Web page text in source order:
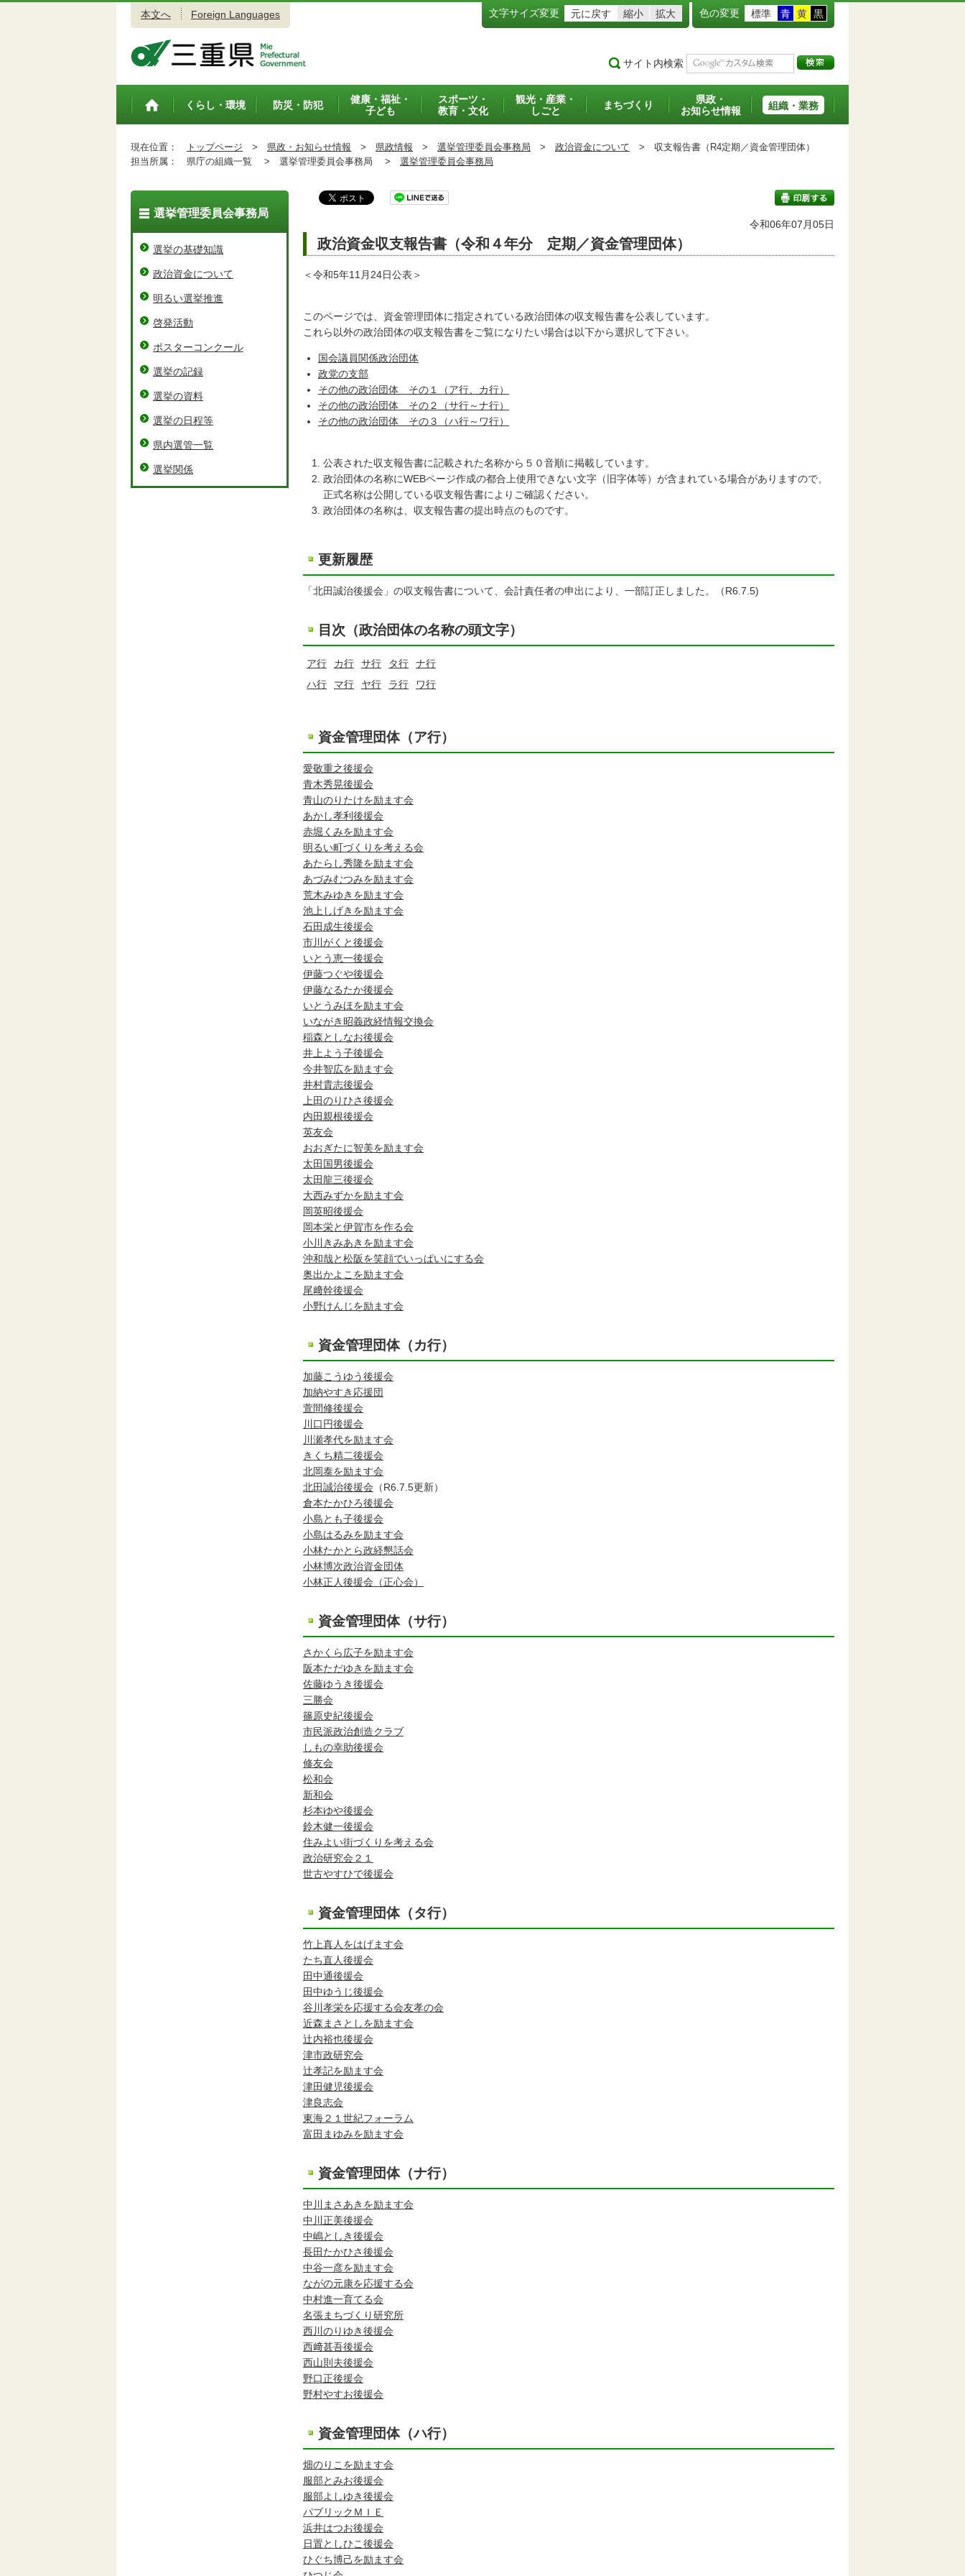
本文へ Foreign Languages 文字サイズ変更 元に戻す 縮小 拡大 色の変更 標準 青 黄 黒
サイト内検索
トップペ
くらし・環境 防災・防犯
健康・福祉・
子ども
スポーツ・
教育・文化
観光・産業・
しごと
まちづくり
県政・
お知らせ情報
組織・業務
現在位置： トップページ > 県政・お知らせ情報 > 県政情報 > 選挙管理委員会事務局 > 政治資金について > 収支報告書（R4定期／資金管理団体）
担当所属：
県庁の組織一覧 > 選挙管理委員会事務局 > 選挙管理委員会事務局
印刷する
令和06年07月05日
政治資金収支報告書（令和４年分 定期／資金管理団体）
＜令和5年11月24日公表＞
このページでは、資金管理団体に指定されている政治団体の収支報告書を公表しています。
これら以外の政治団体の収支報告書をご覧になりたい場合は以下から選択して下さい。
国会議員関係政治団体
政党の支部
その他の政治団体 その１（ア行、カ行）
その他の政治団体 その２（サ行～ナ行）
その他の政治団体 その３（ハ行～ワ行）
公表された収支報告書に記載された名称から５０音順に掲載しています。
政治団体の名称にWEBページ作成の都合上使用できない文字（旧字体等）が含まれている場合がありますので、
正式名称は公開している収支報告書によりご確認ください。
政治団体の名称は、収支報告書の提出時点のものです。
更新履歴
「北田誠治後援会」の収支報告書について、会計責任者の申出により、一部訂正しました。（R6.7.5)
目次（政治団体の名称の頭文字）
ア行 カ行 サ行 タ行
ナ行
ハ行
マ行 ヤ行 ラ行 ワ行
資金管理団体（ア行）
愛敬重之後援会
青木秀晃後援会
青山のりたけを励ます会
あかし孝利後援会
赤堀くみを励ます会
明るい町づくりを考える会
あたらし秀隆を励ます会
あづみむつみを励ます会
荒木みゆきを励ます会
池上しげきを励ます会
石田成生後援会
市川がくと後援会
いとう恵一後援会
伊藤つぐや後援会
伊藤なるたか後援会
いとうみほを励ます会
いながき昭義政経情報交換会
稲森としなお後援会
井上よう子後援会
今井智広を励ます会
井村貴志後援会
上田のりひさ後援会
内田親根後援会
英友会
おおぎたに智美を励ます会
太田国男後援会
太田龍三後援会
大西みずかを励ます会
岡英昭後援会
岡本栄と伊賀市を作る会
小川きみあきを励ます会
沖和哉と松阪を笑顔でいっぱいにする会
奥出かよこを励ます会
尾﨑幹後援会
小野けんじを励ます会
資金管理団体（カ行）
加藤こうゆう後援会
加納やすき応援団
萱間修後援会
川口円後援会
川瀬孝代を励ます会
きくち精二後援会
北岡泰を励ます会
北田誠治後援会 （R6.7.5更新）
倉本たかひろ後援会
小島とも子後援会
小島はるみを励ます会
小林たかとら政経懇話会
小林博次政治資金団体
小林正人後援会（正心会）
資金管理団体（サ行）
さかくら広子を励ます会
阪本ただゆきを励ます会
佐藤ゆうき後援会
三勝会
篠原史紀後援会
市民派政治創造クラブ
しもの幸助後援会
修友会
松和会
新和会
杉本ゆや後援会
鈴木健一後援会
住みよい街づくりを考える会
政治研究会２１
世古やすひで後援会
資金管理団体（タ行）
竹上真人をはげます会
たち直人後援会
田中通後援会
田中ゆうじ後援会
谷川孝栄を応援する会友孝の会
近森まさとしを励ます会
辻内裕也後援会
津市政研究会
辻孝記を励ます会
津田健児後援会
津良志会
東海２１世紀フォーラム
富田まゆみを励ます会
資金管理団体（ナ行）
中川まさあきを励ます会
中川正美後援会
中嶋としき後援会
長田たかひさ後援会
中谷一彦を励ます会
ながの元康を応援する会
中村進一育てる会
名張まちづくり研究所
西川のりゆき後援会
西﨑甚吾後援会
西山則夫後援会
野口正後援会
野村やすお後援会
資金管理団体（ハ行）
畑のりこを励ます会
服部とみお後援会
服部よしゆき後援会
パブリックＭＩＥ
浜井はつお後援会
日置としひこ後援会
ひぐち博己を励ます会
選挙管理委員会事務局
選挙の基礎知識
政治資金について
明るい選挙推進
啓発活動
ポスターコンクール
選挙の記録
選挙の資料
選挙の日程等
県内選管一覧
選挙関係